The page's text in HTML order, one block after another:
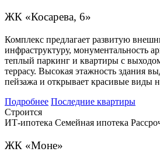
ЖК «Косарева, 6»
Комплекс предлагает развитую
инфраструктуру, монументальность
теплый паркинг и квартиры с
террасу. Высокая этажность здания
пейзажа и открывает красивые виды
Подробнее Последние квартиры
Строится
ИТ-ипотека Семейная ипотека
ЖК «Моне»